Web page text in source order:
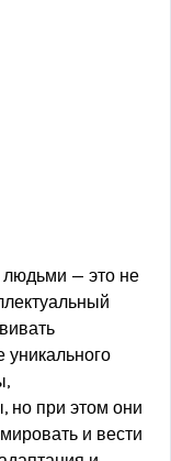
— это не
уникального
но при этом они
и вести